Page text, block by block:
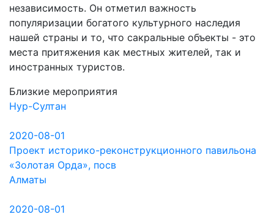
независимость. Он отметил важность
популяризации богатого культурного наследия
нашей страны и то, что сакральные объекты - это
места притяжения как местных жителей, так и
иностранных туристов.
Близкие мероприятия
Нур-Султан
2020-08-01
Проект историко-реконструкционного павильона
«Золотая Орда», посв
Алматы
2020-08-01